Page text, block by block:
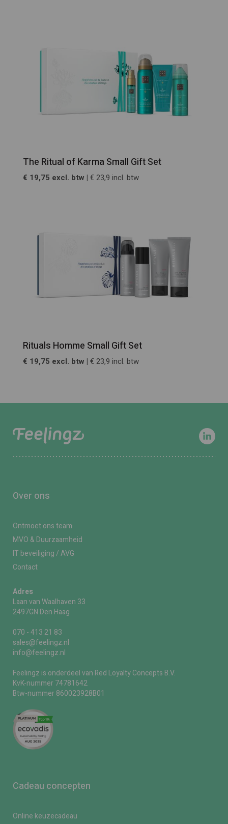
The Ritual of Karma Small Gift Set
€ 19,75 excl. btw | € 23,9 incl. btw
Rituals Homme Small Gift Set
€ 19,75 excl. btw | € 23,9 incl. btw
Over ons
Ontmoet ons team
MVO & Duurzaamheid
IT beveiliging / AVG
Contact
Adres
Laan van Waalhaven 33
2497GN Den Haag
070 - 413 21 83
sales@feelingz.nl
info@feelingz.nl
Feelingz is onderdeel van Red Loyalty Concepts B.V.
KvK-nummer 74781642
Btw-nummer 860023928B01
Cadeau concepten
Online keuzecadeau